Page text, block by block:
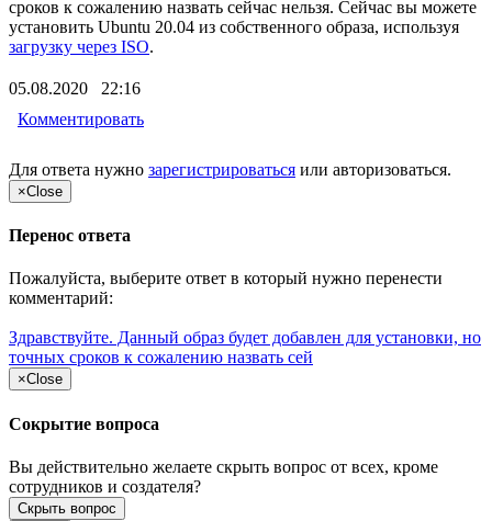
сроков к сожалению назвать сейчас нельзя. Сейчас вы можете
установить Ubuntu 20.04 из собственного образа, используя
загрузку через ISO.
05.08.2020 22:16
Комментировать
Для ответа нужно зарегистрироваться или авторизоваться.
×Close
Перенос ответа
Пожалуйста, выберите ответ в который нужно перенести
комментарий:
Здравствуйте. Данный образ будет добавлен для установки, но
точных сроков к сожалению назвать сей
×Close
Сокрытие вопроса
Вы действительно желаете скрыть вопрос от всех, кроме
сотрудников и создателя?
Скрыть вопрос